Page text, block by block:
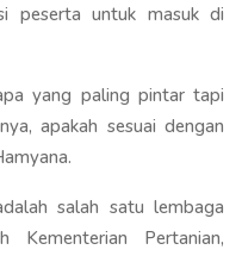
peserta untuk masuk di
yang paling pintar tapi
apakah sesuai dengan
salah satu lembaga
Kementerian Pertanian,